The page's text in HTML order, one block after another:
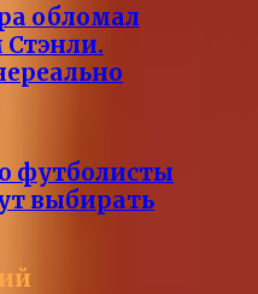
обломал
Стэнли.
футболисты
выбирать